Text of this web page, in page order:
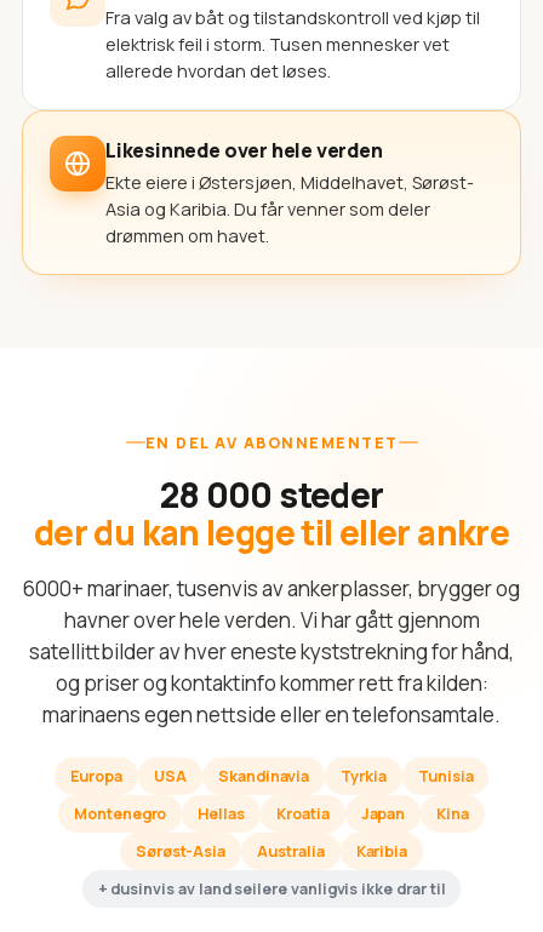
Fra valg av båt og tilstandskontroll ved kjøp til
elektrisk feil i storm. Tusen mennesker vet
allerede hvordan det løses.
Likesinnede over hele verden
Ekte eiere i Østersjøen, Middelhavet, Sørøst-
Asia og Karibia. Du får venner som deler
drømmen om havet.
EN DEL AV ABONNEMENTET
28 000 steder
der du kan legge til eller ankre
6000+ marinaer, tusenvis av ankerplasser, brygger og
havner over hele verden. Vi har gått gjennom
satellittbilder av hver eneste kyststrekning for hånd,
og priser og kontaktinfo kommer rett fra kilden:
marinaens egen nettside eller en telefonsamtale.
Europa USA Skandinavia Tyrkia
Tunisia
Montenegro
Hellas Kroatia Japan
Kina
Sørøst-Asia
Australia
Karibia
+ dusinvis av land seilere vanligvis ikke drar til